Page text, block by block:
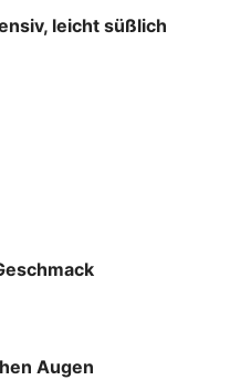
leicht süßlich
Augen